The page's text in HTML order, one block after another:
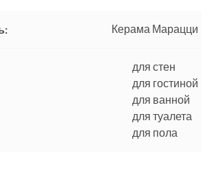
Керама Марацци
для стен
для гостиной
для ванной
для туалета
для пола